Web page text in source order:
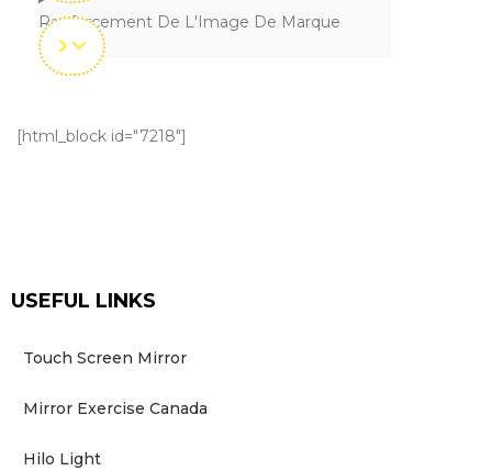
Renforcement De L'Image De Marque
[html_block id="7218"]
USEFUL LINKS
Touch Screen Mirror
Mirror Exercise Canada
Hilo Light